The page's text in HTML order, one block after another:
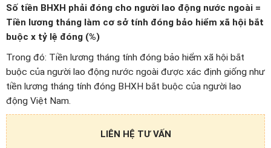
Số tiền BHXH phải đóng cho người lao động nước ngoài =
Tiền lương tháng làm cơ sở tính đóng bảo hiểm xã hội bắt
buộc x tỷ lệ đóng (%)
Trong đó: Tiền lương tháng tính đóng bảo hiểm xã hội bắt
buộc của người lao động nước ngoài được xác định giống như
tiền lương tháng tính đóng BHXH bắt buộc của người lao
động Việt Nam.
LIÊN HỆ TƯ VẤN